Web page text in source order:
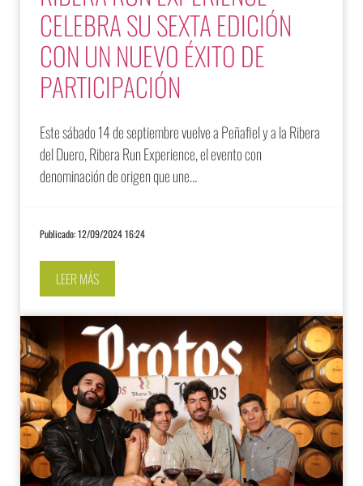
CELEBRA SU SEXTA EDICIÓN
CON UN NUEVO ÉXITO DE
PARTICIPACIÓN
Este sábado 14 de septiembre vuelve a Peñafiel y a la Ribera
del Duero, Ribera Run Experience, el evento con
denominación de origen que une…
Publicado: 12/09/2024 16:24
LEER MÁS